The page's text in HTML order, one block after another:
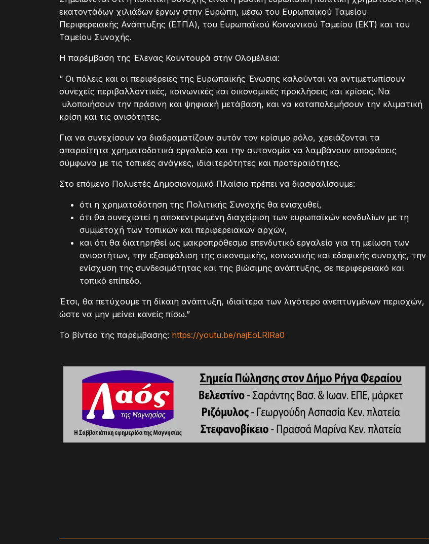
εκατοντάδων χιλιάδων έργων στην Ευρώπη, μέσω του Ευρωπαϊκού Ταμείου
Περιφερειακής Ανάπτυξης (ΕΤΠΑ), του Ευρωπαϊκού Κοινωνικού Ταμείου (ΕΚΤ) και του
Ταμείου Συνοχής.
Η παρέμβαση της Έλενας Κουντουρά στην Ολομέλεια:
“ Οι πόλεις και οι περιφέρειες της Ευρωπαϊκής Ένωσης καλούνται να αντιμετωπίσουν
συνεχείς περιβαλλοντικές, κοινωνικές και οικονομικές προκλήσεις και κρίσεις. Να
υλοποιήσουν την πράσινη και ψηφιακή μετάβαση, και να καταπολεμήσουν την κλιματική
κρίση και τις ανισότητες.
Για να συνεχίσουν να διαδραματίζουν αυτόν τον κρίσιμο ρόλο, χρειάζονται τα
απαραίτητα χρηματοδοτικά εργαλεία και την αυτονομία να λαμβάνουν αποφάσεις
σύμφωνα με τις τοπικές ανάγκες, ιδιαιτερότητες και προτεραιότητες.
Στο επόμενο Πολυετές Δημοσιονομικό Πλαίσιο πρέπει να διασφαλίσουμε:
ότι η χρηματοδότηση της Πολιτικής Συνοχής θα ενισχυθεί,
ότι θα συνεχιστεί η αποκεντρωμένη διαχείριση των ευρωπαϊκών κονδυλίων με τη
συμμετοχή των τοπικών και περιφερειακών αρχών,
και ότι θα διατηρηθεί ως μακροπρόθεσμο επενδυτικό εργαλείο για τη μείωση των
ανισοτήτων, την εξασφάλιση της οικονομικής, κοινωνικής και εδαφικής συνοχής, την
ενίσχυση της συνδεσιμότητας και της βιώσιμης ανάπτυξης, σε περιφερειακό και
τοπικό επίπεδο.
Έτσι, θα πετύχουμε τη δίκαιη ανάπτυξη, ιδιαίτερα των λιγότερο ανεπτυγμένων περιοχών,
ώστε να μην μείνει κανείς πίσω.”
To βίντεο της παρέμβασης: https://youtu.be/najEoLRlRa0